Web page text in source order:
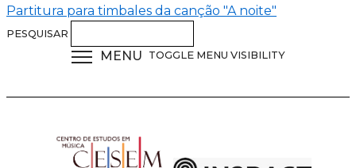
Partitura para timbales da canção "A noite"
PESQUISAR
MENU TOGGLE MENU VISIBILITY